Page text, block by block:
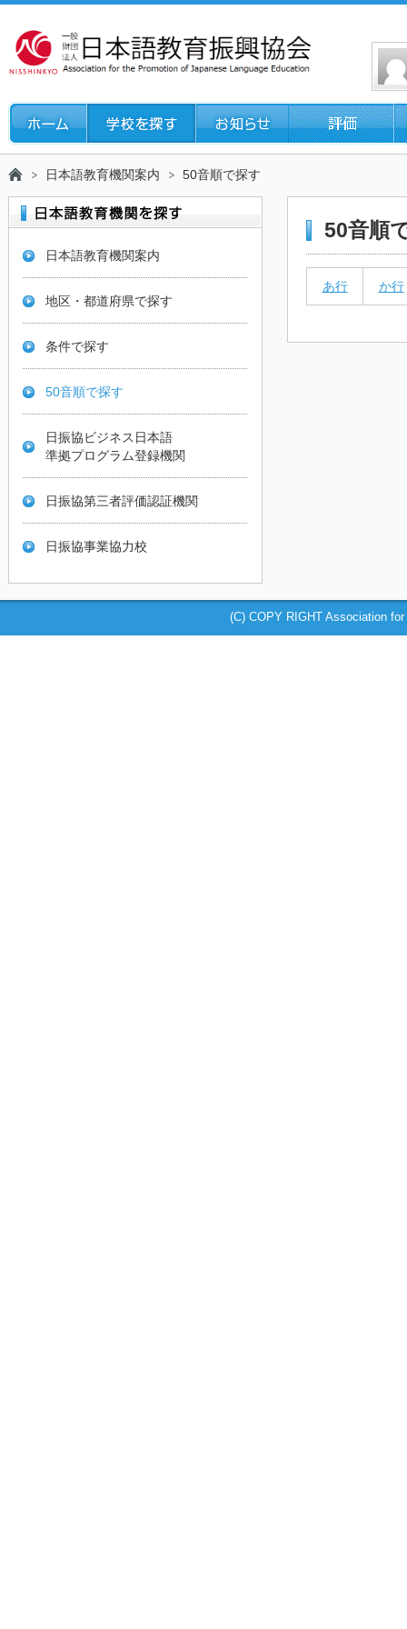
日本語教育機関案内 50音順で探す
50音順
あ行 か行
日本語教育機関案内
地区・都道府県で探す
条件で探す
50音順で探す
日振協ビジネス日本語
準拠プログラム登録機関
日振協第三者評価認証機関
日振協事業協力校
(C) COPY RIGHT Association